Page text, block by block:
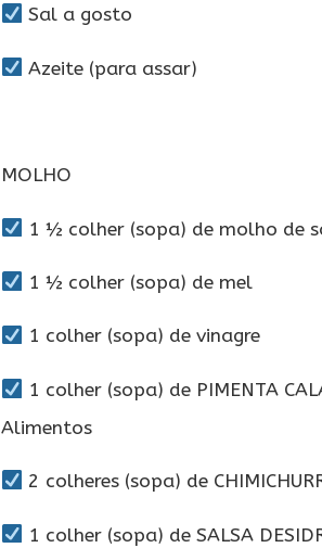
Sal a gosto
Azeite (para assar)
MOLHO
1 ½ colher (sopa) de molho de
1 ½ colher (sopa) de mel
1 colher (sopa) de vinagre
1 colher (sopa) de PIMENTA
Alimentos
2 colheres (sopa) de
1 colher (sopa) de SALSA